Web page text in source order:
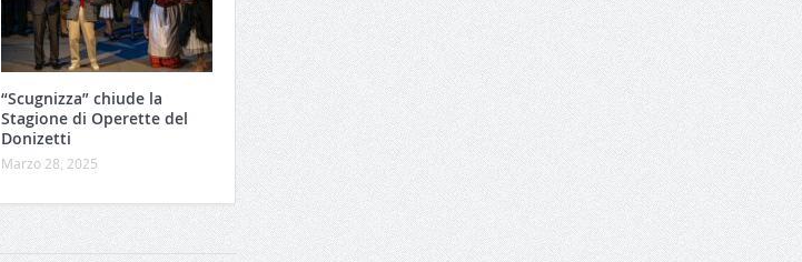
“Scugnizza” chiude la
Stagione di Operette del
Donizetti
Marzo 28, 2025